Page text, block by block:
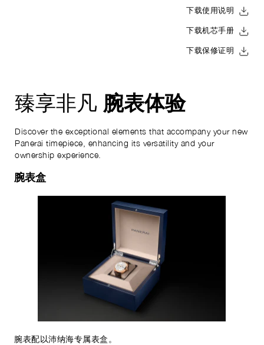
下载使用说明
下载机芯手册
下载保修证明
臻享非凡 腕表体验
Discover the exceptional elements that accompany your new
Panerai timepiece, enhancing its versatility and your
ownership experience.
腕表盒
腕表配以沛纳海专属表盒。